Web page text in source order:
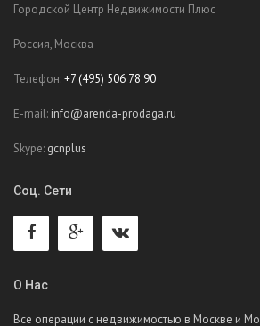
Городской Центр Недвижимости Плюс
Россия, Москва
Телефон:+7 (495) 506 78 90
E-mail: info@arenda-prodaga.ru
Skype: gcnplus
Соц. Сети
О Нас
Все операции с недвижимостью в Москве и